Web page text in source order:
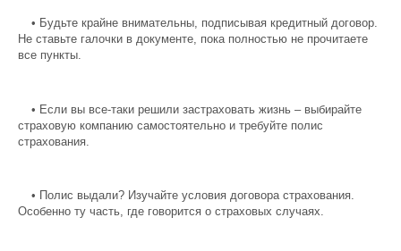
• Будьте крайне внимательны, подписывая кредитный договор.
Не ставьте галочки в документе, пока полностью не прочитаете
все пункты.
• Если вы все-таки решили застраховать жизнь – выбирайте
страховую компанию самостоятельно и требуйте полис
страхования.
• Полис выдали? Изучайте условия договора страхования.
Особенно ту часть, где говорится о страховых случаях.